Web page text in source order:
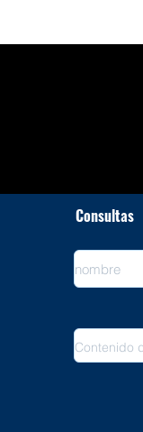
Consultas